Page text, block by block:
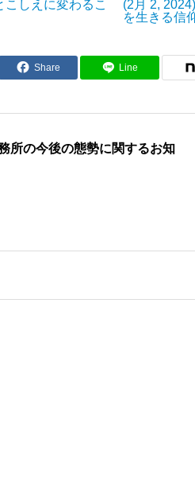
こしえに変わるこ
(2月 2,
を生きる信
Share Line
所の今後の態勢に関するお知